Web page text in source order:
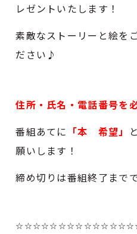
レゼントいたします！
素敵なストーリーと絵を
ださい♪
住所・氏名・電話番号を
番組あてに 「本 希望」
願いします！
締め切りは番組終了まで